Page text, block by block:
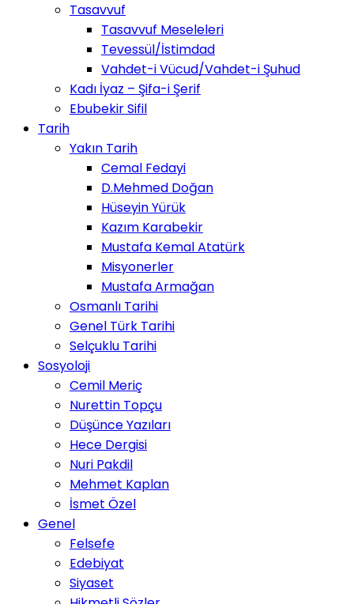
Tasavvuf
Tasavvuf Meseleleri
Tevessül/İstimdad
Vahdet-i Vücud/Vahdet-i Şuhud
Kadı İyaz – Şifa-i Şerif
Ebubekir Sifil
Tarih
Yakın Tarih
Cemal Fedayi
D.Mehmed Doğan
Hüseyin Yürük
Kazım Karabekir
Mustafa Kemal Atatürk
Misyonerler
Mustafa Armağan
Osmanlı Tarihi
Genel Türk Tarihi
Selçuklu Tarihi
Sosyoloji
Cemil Meriç
Nurettin Topçu
Düşünce Yazıları
Hece Dergisi
Nuri Pakdil
Mehmet Kaplan
İsmet Özel
Genel
Felsefe
Edebiyat
Siyaset